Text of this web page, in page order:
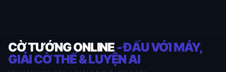
CỜ TƯỚNG ONLINE- ĐẤU VỚI MÁY,
GIẢI CỜ THẾ & LUYỆN AI